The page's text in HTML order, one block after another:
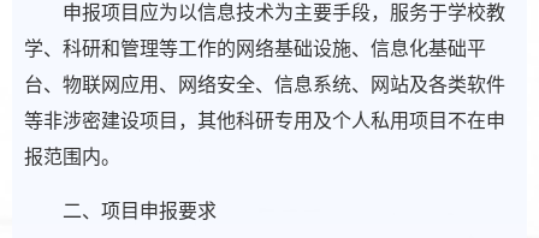
申报项目应为以信息技术为主要手段，服务于学校教
学、科研和管理等工作的网络基础设施、信息化基础平
台、物联网应用、网络安全、信息系统、网站及各类软件
等非涉密建设项目，其他科研专用及个人私用项目不在申
报范围内。
二、项目申报要求